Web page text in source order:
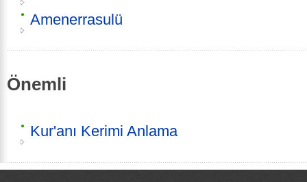
Amenerrasulü
Önemli
Kur'anı Kerimi Anlama